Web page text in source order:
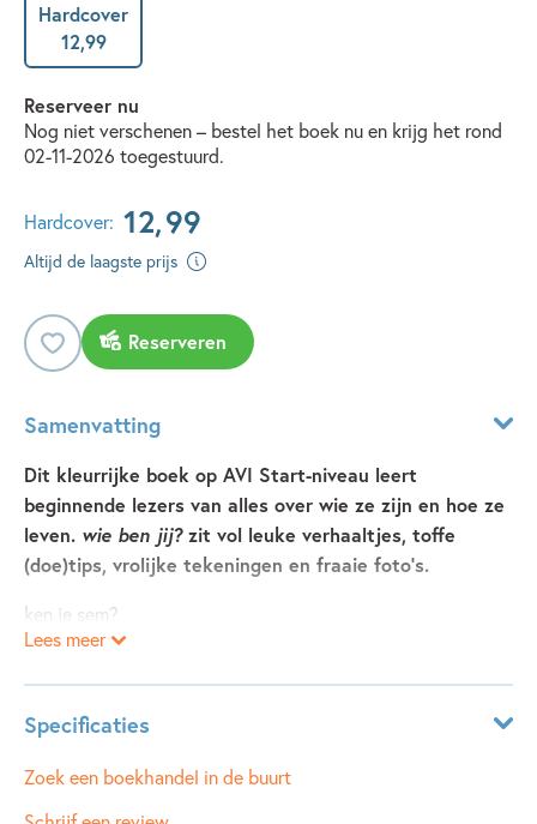
Hardcover
12,99
Reserveer nu
Nog niet verschenen – bestel het boek nu en krijg het rond
02-11-2026 toegestuurd.
Hardcover: 12,99
Altijd de laagste prijs
Reserveren
Samenvatting
Dit kleurrijke boek op AVI Start-niveau leert
beginnende lezers van alles over wie ze zijn en hoe ze
leven. wie ben jij?zit vol leuke verhaaltjes, toffe
(doe)tips, vrolijke tekeningen en fraaie foto’s.
ken je sem?
nee?
waar sem dol op is.
wie zijn buur is.
Lees meer
Specificaties
Leeftijdsindicatie: 6 - 7 jaar
ISBN:
9789048758173
Zoek een boekhandel in de buurt